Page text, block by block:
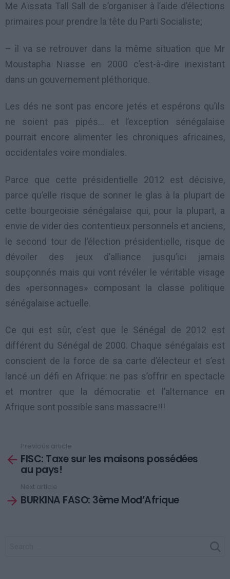
Me Aïssata Tall Sall de s’organiser à l’aide d’élections
primaires pour prendre la tête du Parti Socialiste;
– il va se retrouver dans la même situation que Mr
Moustapha Niasse en 2000 c’est-à-dire inexistant
dans un gouvernement pléthorique.
Les dés ne sont pas encore jetés et espérons qu’ils
ne soient pas pipés… et l’exception sénégalaise
pourrait encore alimenter les chroniques africaines,
occidentales voire mondiales.
Parce que cette présidentielle 2012 est décisive,
parce qu’elle risque de sonner le glas à la plupart de
cette bourgeoisie sénégalaise qui, pour la plupart, a
envie de vider des contentieux personnels et anciens,
le second tour de l’élection présidentielle, risque de
dévoiler des jeux d’alliance jusqu’ici jamais
soupçonnés mais qui vont révéler le véritable visage
des «personnages» composant la classe politique
sénégalaise actuelle.
Ce qui est sûr, c’est que le Sénégal de 2012 est
différent du Sénégal de 2000. Chaque sénégalais est
conscient de la force de sa carte d’électeur et s’est
lancé un défi en Afrique: ne pas s’offrir en spectacle
et montrer que la démocratie et l’alternance en
Afrique sont possible sans massacre!!!
more
Previous article
FISC: Taxe sur les maisons possédées
au pays!
Next article
BURKINA FASO: 3ème Mod’Afrique